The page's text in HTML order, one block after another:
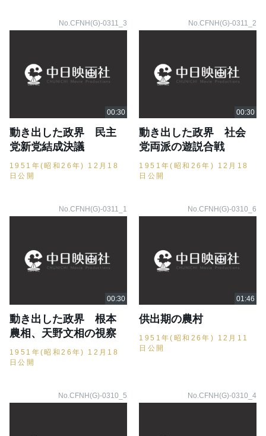
No.CFNH(G)-0311_3
動き出した政界 民主
党新党結成決議
1951年(昭和26年) 12月18
日公開
No.CFNH(G)-0311_2
動き出した政界 社会
党両派の遊説合戦
1951年(昭和26年) 12月18
日公開
No.CFNH(G)-0311_1
動き出した政界 根本
農相、天野文相の視察
1951年(昭和26年) 12月18
日公開
No.CFNH(G)-0310_6
供出期の農村
1951年(昭和26年) 12月11
日公開
No.CFNH(G)-0310_5 No.CFNH(G)-0310_4